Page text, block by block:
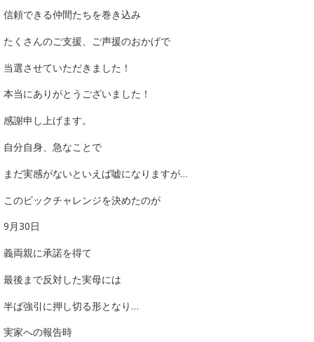
信頼できる仲間たちを巻き込み
たくさんのご支援、ご声援のおかげで
当選させていただきました！
本当にありがとうございました！
感謝申し上げます。
自分自身、急なことで
まだ実感がないといえば嘘になりますが…
このビックチャレンジを決めたのが
9月30日
義両親に承諾を得て
最後まで反対した実母には
半ば強引に押し切る形となり…
実家への報告時